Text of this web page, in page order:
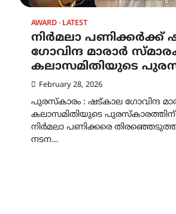
AWARD LATEST
നിർമലാ പണിക്കർക്ക്
ഗോവിന്ദ മാരാർ
കലാസമിതിയുടെ
February 28, 2026
പുരസ്‌കാരം : ഷട്‌കാല ഗോവിന്ദ
കലാസമിതിയുടെ
നിർമലാ പണിക്കരെ
നടന…